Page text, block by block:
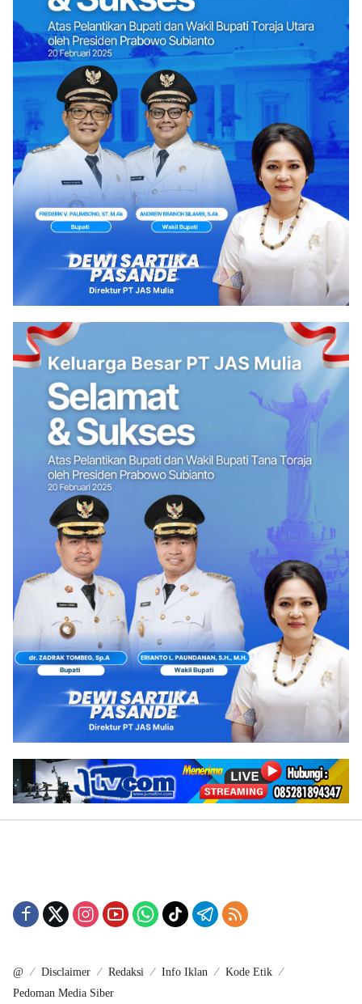
@ Disclaimer Redaksi Info Iklan
Kode Etik
Pedoman Media Siber